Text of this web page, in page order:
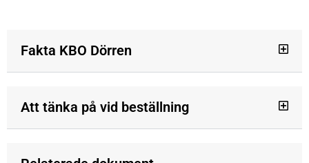
Fakta KBO Dörren
Att tänka på vid beställning